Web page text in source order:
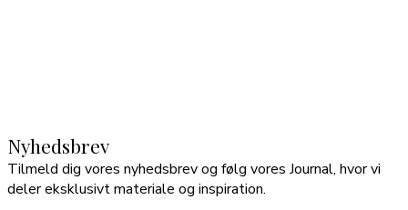
Nyhedsbrev
Tilmeld dig vores nyhedsbrev og følg vores Journal, hvor vi
deler eksklusivt materiale og inspiration.